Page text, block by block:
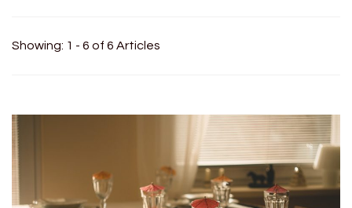
Showing: 1 - 6 of 6 Articles